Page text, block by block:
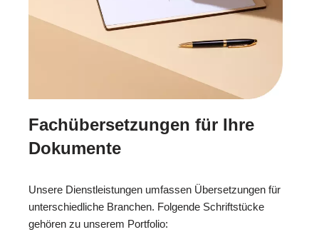
Fachübersetzungen für Ihre
Dokumente
Unsere Dienstleistungen umfassen Übersetzungen für
unterschiedliche Branchen. Folgende Schriftstücke
gehören zu unserem Portfolio: